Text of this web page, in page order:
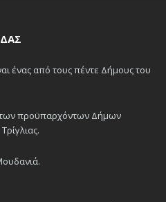
ένας από τους πέντε Δήμους του
προϋπαρχόντων Δήμων